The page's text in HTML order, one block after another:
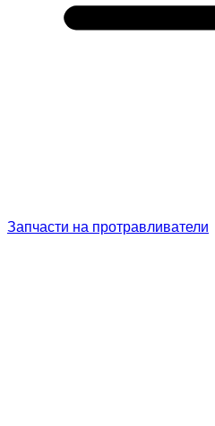
Запчасти на протравливатели